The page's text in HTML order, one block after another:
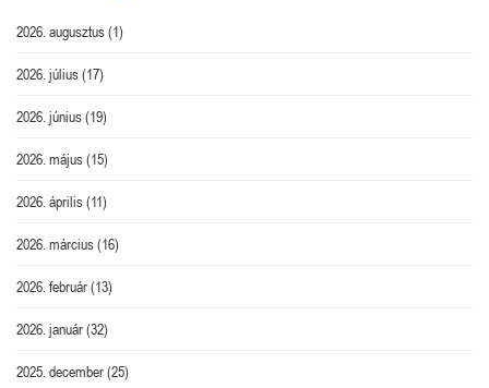
2026. augusztus(1)
2026. július(17)
2026. június(19)
2026. május(15)
2026. április(11)
2026. március(16)
2026. február(13)
2026. január(32)
2025. december(25)